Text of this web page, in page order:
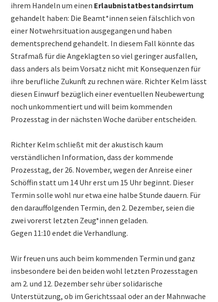
ihrem Handeln um einen Erlaubnistatbestandsirrtum
gehandelt haben: Die Beamt*innen seien fälschlich von
einer Notwehrsituation ausgegangen und haben
dementsprechend gehandelt. In diesem Fall könnte das
Strafmaß für die Angeklagten so viel geringer ausfallen,
dass anders als beim Vorsatz nicht mit Konsequenzen für
ihre berufliche Zukunft zu rechnen wäre. Richter Kelm lässt
diesen Einwurf bezüglich einer eventuellen Neubewertung
noch unkommentiert und will beim kommenden
Prozesstag in der nächsten Woche darüber entscheiden.
Richter Kelm schließt mit der akustisch kaum
verständlichen Information, dass der kommende
Prozesstag, der 26. November, wegen der Anreise einer
Schöffin statt um 14 Uhr erst um 15 Uhr beginnt. Dieser
Termin solle wohl nur etwa eine halbe Stunde dauern. Für
den darauffolgenden Termin, den 2. Dezember, seien die
zwei vorerst letzten Zeug*innen geladen.
Gegen 11:10 endet die Verhandlung.
Wir freuen uns auch beim kommenden Termin und ganz
insbesondere bei den beiden wohl letzten Prozesstagen
am 2. und 12. Dezember sehr über solidarische
Unterstützung, ob im Gerichtssaal oder an der Mahnwache